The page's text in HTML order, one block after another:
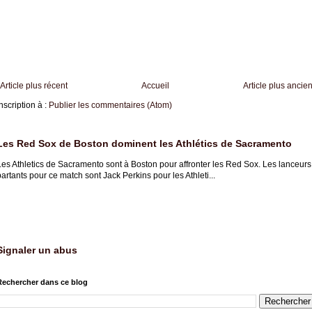
Article plus récent Article plus ancien
Accueil
à : Publier les commentaires (Atom)
Red Sox de Boston dominent les Athlétics de Sacramento
Athletics de Sacramento sont à Boston pour affronter les Red Sox. Les lanceurs
pour ce match sont Jack Perkins pour les Athleti...
un abus
dans ce blog